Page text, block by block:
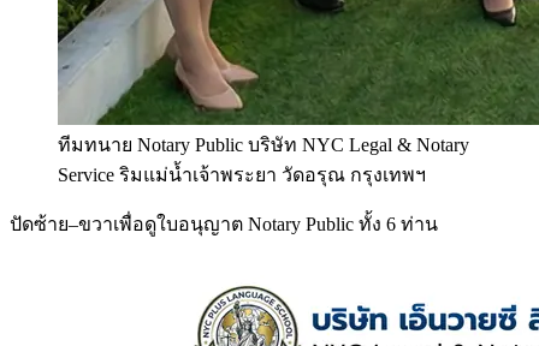
ทีมทนาย Notary Public บริษัท NYC Legal & Notary
Service ริมแม่น้ำเจ้าพระยา วัดอรุณ กรุงเทพฯ
ปัดซ้าย–ขวาเพื่อดูใบอนุญาต Notary Public ทั้ง 6 ท่าน